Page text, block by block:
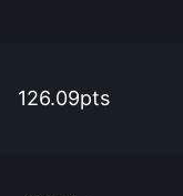
126.09pts